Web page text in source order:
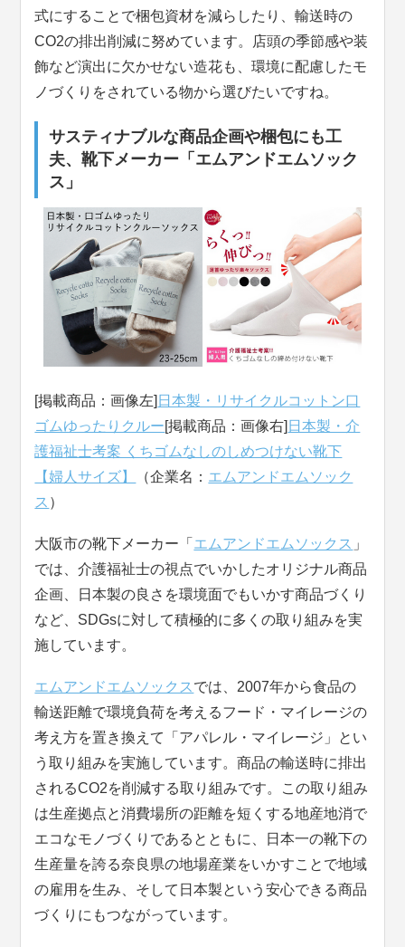
式にすることで梱包資材を減らしたり、輸送時の
CO2の排出削減に努めています。店頭の季節感や装
飾など演出に欠かせない造花も、環境に配慮したモ
ノづくりをされている物から選びたいですね。
サスティナブルな商品企画や梱包にも工
夫、靴下メーカー「エムアンドエムソック
ス」
[掲載商品：画像左] 日本製・リサイクルコットン口
ゴムゆったりクルー[掲載商品：画像右] 日本製・介
護福祉士考案 くちゴムなしのしめつけない靴下
【婦人サイズ】
（企業名： エムアンドエムソック
ス ）
大阪市の靴下メーカー「 エムアンドエムソックス 」
では、介護福祉士の視点でいかしたオリジナル商品
企画、日本製の良さを環境面でもいかす商品づくり
など、SDGsに対して積極的に多くの取り組みを実
施しています。
エムアンドエムソックス では、2007年から食品の
輸送距離で環境負荷を考えるフード・マイレージの
考え方を置き換えて「アパレル・マイレージ」とい
う取り組みを実施しています。商品の輸送時に排出
されるCO2を削減する取り組みです。この取り組み
は生産拠点と消費場所の距離を短くする地産地消で
エコなモノづくりであるとともに、日本一の靴下の
生産量を誇る奈良県の地場産業をいかすことで地域
の雇用を生み、そして日本製という安心できる商品
づくりにもつながっています。